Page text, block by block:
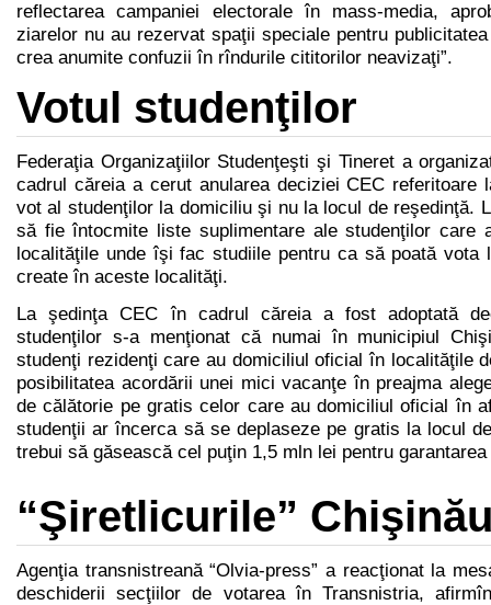
reflectarea campaniei electorale în mass-media,
ziarelor nu au rezervat spaţii speciale pentru
crea anumite confuzii în rîndurile cititorilor neavizaţi”.
Votul studenţilor
Federaţia Organizaţiilor Studenţeşti şi Tineret a
cadrul căreia a cerut anularea deciziei CEC referitoare
vot al studenţilor la domiciliu şi nu la locul de reşedinţă.
să fie întocmite liste suplimentare ale studenţilor care
localităţile unde îşi fac studiile pentru ca să poată vota
create în aceste localităţi.
La şedinţa CEC în cadrul căreia a fost adoptată
studenţilor s-a menţionat că numai în municipiul
studenţi rezidenţi care au domiciliul oficial în localităţile
posibilitatea acordării unei mici vacanţe în preajma
de călătorie pe gratis celor care au domiciliul oficial în
studenţii ar încerca să se deplaseze pe gratis la locul
trebui să găsească cel puţin 1,5 mln lei pentru
“Şiretlicurile”
Agenţia transnistreană “Olvia-press” a reacţionat la
deschiderii secţiilor de votarea în Transnistria,